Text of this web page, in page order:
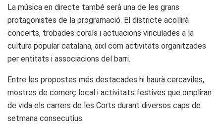
La música en directe també serà una de les grans
protagonistes de la programació. El districte acollirà
concerts, trobades corals i actuacions vinculades a la
cultura popular catalana, així com activitats organitzades
per entitats i associacions del barri.
Entre les propostes més destacades hi haurà cercaviles,
mostres de comerç local i activitats festives que ompliran
de vida els carrers de les Corts durant diversos caps de
setmana consecutius.